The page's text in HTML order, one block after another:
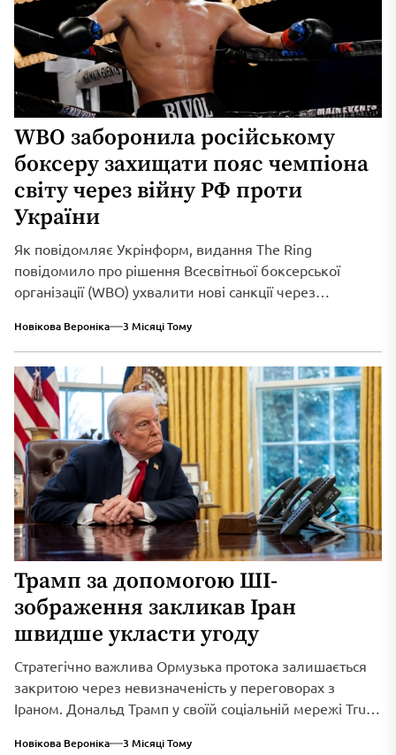
WBO заборонила російському
боксеру захищати пояс чемпіона
світу через війну РФ проти
України
Як повідомляє Укрінформ, видання The Ring
повідомило про рішення Всесвітньої боксерської
організації (WBO) ухвалити нові санкції через
Новікова Вероніка 3 Місяці Тому
Трамп за допомогою ШІ-
зображення закликав Іран
швидше укласти угоду
Стратегічно важлива Ормузька протока залишається
закритою через невизначеність у переговорах з
Іраном. Дональд Трамп у своїй соціальній мережі Truth
Новікова Вероніка 3 Місяці Тому